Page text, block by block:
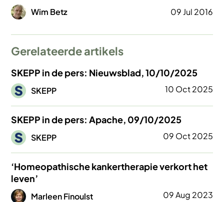
Afbeelding
Wim Betz 09 Jul 2016
Gerelateerde artikels
SKEPP in de pers: Nieuwsblad, 10/10/2025
Afbeelding
SKEPP 10 Oct 2025
SKEPP in de pers: Apache, 09/10/2025
Afbeelding
SKEPP 09 Oct 2025
‘Homeopathische kankertherapie verkort het
leven’
Afbeelding
Marleen Finoulst 09 Aug 2023